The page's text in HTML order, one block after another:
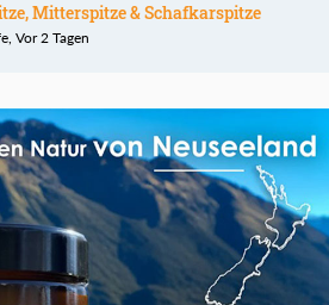
Mitterspitze & Schafkarspitze
Vor 2 Tagen